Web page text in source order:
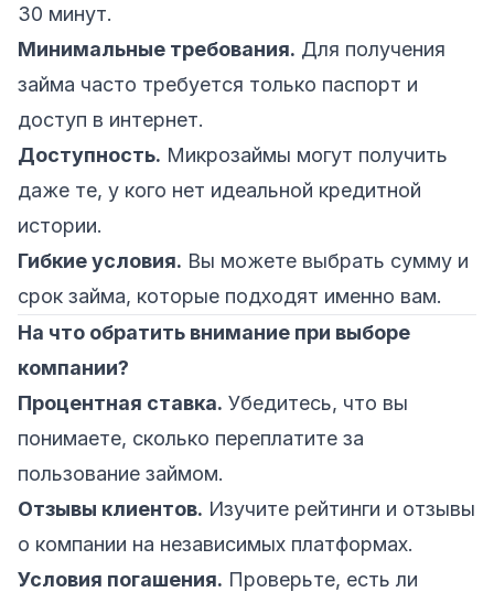
30 минут.
Минимальные требования. Для получения
займа часто требуется только паспорт и
доступ в интернет.
Доступность. Микрозаймы могут получить
даже те, у кого нет идеальной кредитной
истории.
Гибкие условия. Вы можете выбрать сумму и
срок займа, которые подходят именно вам.
На что обратить внимание при выборе
компании?
Процентная ставка. Убедитесь, что вы
понимаете, сколько переплатите за
пользование займом.
Отзывы клиентов. Изучите рейтинги и отзывы
о компании на независимых платформах.
Условия погашения. Проверьте, есть ли